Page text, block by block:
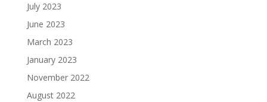
July 2023
June 2023
March 2023
January 2023
November 2022
August 2022